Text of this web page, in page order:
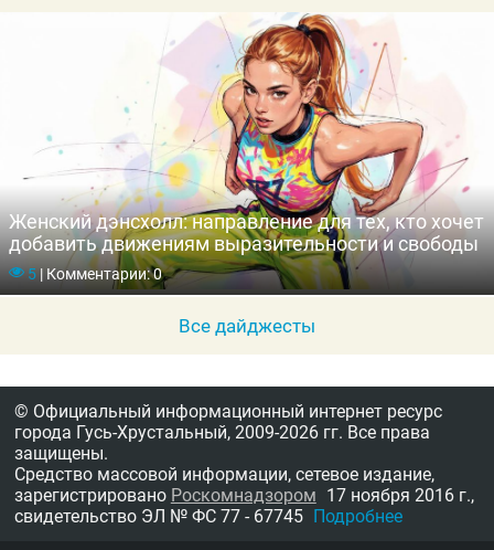
Женский дэнсхолл: направление для тех, кто хочет
добавить движениям выразительности и свободы
5 |Комментарии: 0
Все дайджесты
© Официальный информационный интернет ресурс
города Гусь-Хрустальный, 2009-2026 гг. Все права
защищены.
Средство массовой информации, сетевое издание,
зарегистрировано Роскомнадзором 17 ноября 2016 г.,
свидетельство ЭЛ № ФС 77 - 67745 Подробнее